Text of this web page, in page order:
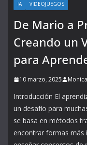
IA VIDEOJUEGOS
De Mario a
Creando un
para
10 marzo, 2025
Introducción El
un desafío para
se basa en métodos
encontrar formas más